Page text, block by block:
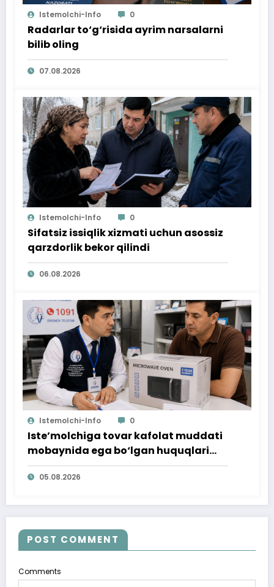
Istemolchi-Info 0
Radarlar to‘g‘risida ayrim narsalarni
bilib oling
07.08.2026
Istemolchi-Info 0
Sifatsiz issiqlik xizmati uchun asossiz
qarzdorlik bekor qilindi
06.08.2026
Istemolchi-Info 0
Iste’molchiga tovar kafolat muddati
mobaynida ega bo‘lgan huquqlari
ta’minlab berildi
05.08.2026
POST COMMENT
Comments